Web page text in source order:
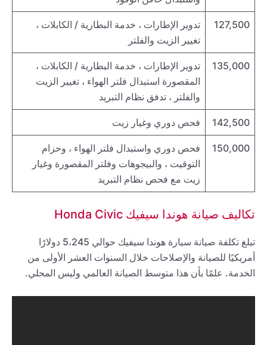
127,500
تدوير الإطارات ، خدمة البطارية / الكابلات ،
تغيير الزيت والفلتر
135,000
تدوير الإطارات ، خدمة البطارية / الكابلات ،
المقصورة استبدال فلتر الهواء ، تغيير الزيت
والفلتر ، تدفق نظام التبريد
142,500 فحص دوري وغيار زيت
150,000
فحص دوري واستبدال فلتر الهواء ، وحزام
التوقيت ، والبيجوهات وفلتر المقصورة وغيار
زيت مع فحص نظام التبريد
تكاليف صيانة هوندا سيفيك Honda Civic
تبلغ تكلفة صيانة سيارة هوندا سيفيك حوالي 5،245 دولارًا
أمريكيًا للصيانة والإصلاحات خلال السنوات العشر الأولى من
الخدمة. علمًا بأن هذا متوسط الصيانة العالمي وليس المحلي.